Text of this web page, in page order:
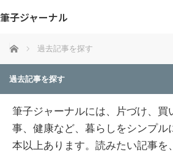
筆子ジャーナル
ホーム 過去記事を探す
過去記事を探す
筆子ジャーナルには、片づけ、買
事、健康など、暮らしをシンプル
本以上あります。読みたい記事を